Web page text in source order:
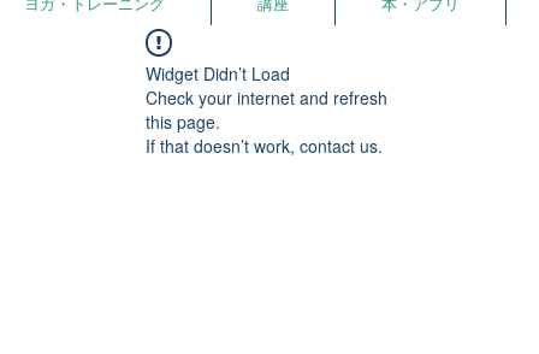
ヨガ・トレーニング 講座 本・アプリ
Widget Didn’t Load
Check your internet and refresh
this page.
If that doesn’t work, contact us.